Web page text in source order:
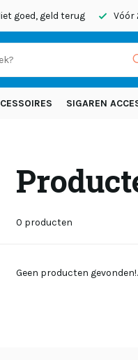
goed, geld terug Vóór
SIGAREN
0 producten
Geen producten